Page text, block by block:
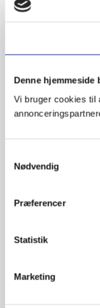
Denne hjemmeside
Vi bruger cookies til
Nødvendig
Præferencer
Statistik
Marketing